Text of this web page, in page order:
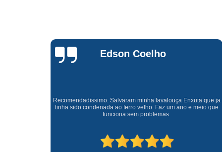
Waldirene
Monteiro
Uma empresa á 41 anos no mercado que sempre valoriza o
cliente ótimo atendimento com garantia de todos o serviços.